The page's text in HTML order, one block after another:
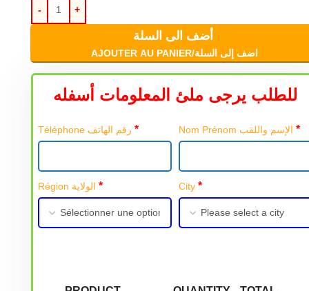
أضف الى السلة
AJOUTER AU PANIER/اضف إلى السلة
للطلب يرجى ملئ المعلومات أسفله
* *
* City *